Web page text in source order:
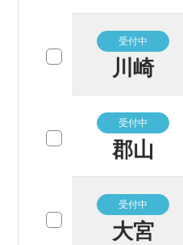
受付中
川崎
受付中
郡山
受付中
大宮